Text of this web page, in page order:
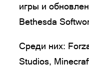
игры и
Bethesda
Среди них:
Studios,